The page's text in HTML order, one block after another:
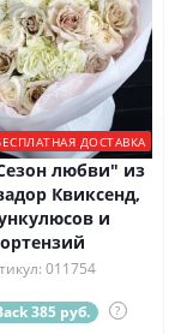
ДОСТАВКА
любви" из
Квиксенд,
и
011754
385 руб. ?